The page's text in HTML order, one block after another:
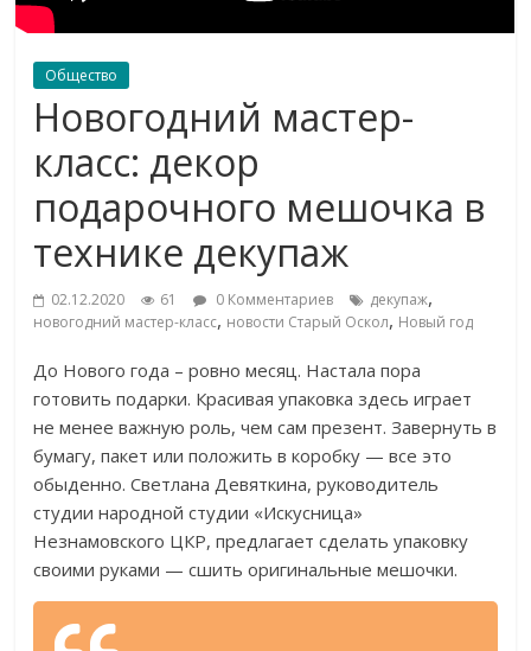
Общество
Новогодний мастер-
класс: декор
подарочного мешочка в
технике декупаж
02.12.2020 61 0 Комментариев декупаж,
новогодний мастер-класс, новости Старый Оскол, Новый год
До Нового года – ровно месяц. Настала пора
готовить подарки. Красивая упаковка здесь играет
не менее важную роль, чем сам презент. Завернуть в
бумагу, пакет или положить в коробку — все это
обыденно. Светлана Девяткина, руководитель
студии народной студии «Искусница»
Незнамовского ЦКР, предлагает сделать упаковку
своими руками — сшить оригинальные мешочки.